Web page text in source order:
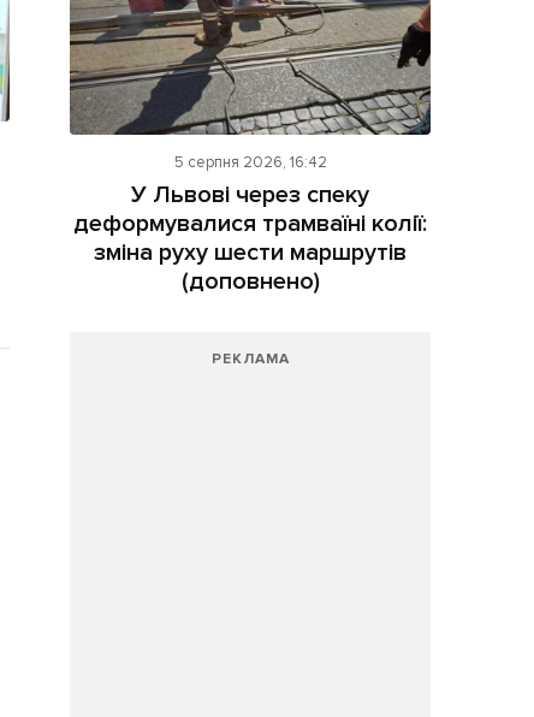
5 серпня 2026, 16:42
У Львові через спеку
деформувалися трамваїні колії:
зміна руху шести маршрутів
(доповнено)
РЕКЛАМА